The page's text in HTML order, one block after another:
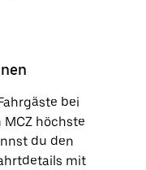
bei
höchste
du den
mit